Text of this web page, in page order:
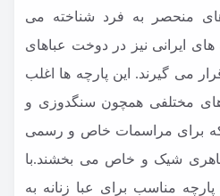
منحصر به فرد شناخته می
ایرانی نیز در دوخت عباهای
می گیرند. این پارچه ها اغلب
مختلفی همچون سنگدوزی و
که برای مراسمات خاص و رسمی
شیک و خاص می بخشند.با
مناسب برای عبا زنانه به